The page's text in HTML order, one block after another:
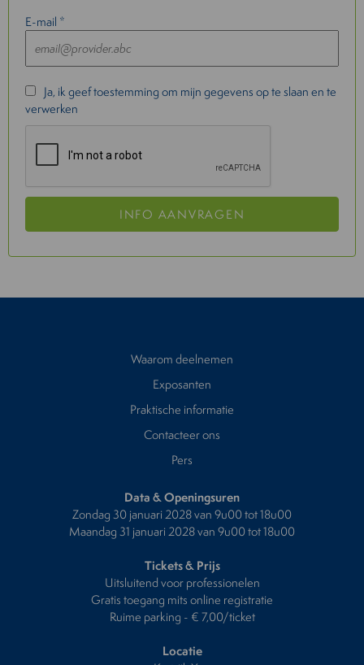
E-mail *
Ja, ik geef toestemming om mijn gegevens op te slaan en te
verwerken
INFO AANVRAGEN
Waarom deelnemen
Exposanten
Praktische informatie
Contacteer ons
Pers
Data & Openingsuren
Zondag 30 januari 2028 van 9u00 tot 18u00
Maandag 31 januari 2028 van 9u00 tot 18u00
Tickets & Prijs
Uitsluitend voor professionelen
Gratis toegang mits online registratie
Ruime parking - € 7,00/ticket
Locatie